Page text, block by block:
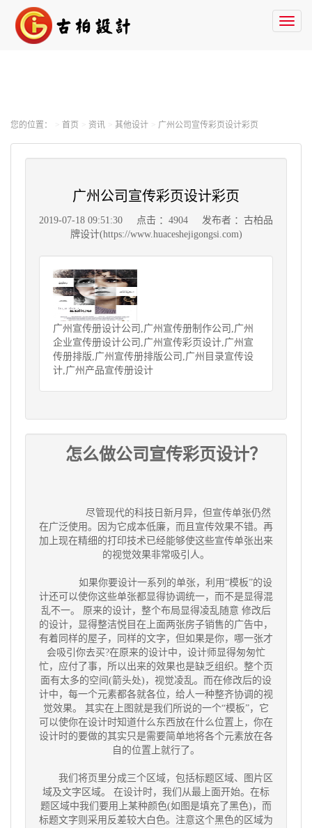
您的位置： 首页 资讯 其他设计 广州公司宣传彩页设计彩页
广州公司宣传彩页设计彩页
2019-07-18 09:51:30 点击 ：4904
发布者 ：古柏品
牌设计(https://www.huaceshejigongsi.com)
广州宣传册设计公司,广州宣传册制作公司,广州
企业宣传册设计公司,广州宣传彩页设计,广州宣
传册排版,广州宣传册排版公司,广州目录宣传设
计,广州产品宣传册设计
怎么做公司宣传彩页设计？
尽管现代的科技日新月异，但宣传单张仍然
在广泛使用。因为它成本低廉，而且宣传效果不错。再
加上现在精细的打印技术已经能够使这些宣传单张出来
的视觉效果非常吸引人。
如果你要设计一系列的单张，利用“模板”的设
计还可以使你这些单张都显得协调统一，而不是显得混
乱不一。 原来的设计，整个布局显得凌乱随意 修改后
的设计，显得整洁悦目在上面两张房子销售的广告中，
有着同样的屋子，同样的文字，但如果是你，哪一张才
会吸引你去买?在原来的设计中，设计师显得匆匆忙
忙，应付了事，所以出来的效果也是缺乏组织。整个页
面有太多的空间(箭头处)，视觉凌乱。而在修改后的设
计中，每一个元素都各就各位，给人一种整齐协调的视
觉效果。 其实在上图就是我们所说的一个“模板”，它
可以使你在设计时知道什么东西放在什么位置上，你在
设计时的要做的其实只是需要简单地将各个元素放在各
自的位置上就行了。
我们将页里分成三个区域，包括标题区域、图片区
域及文字区域。 在设计时，我们从最上面开始。在标
题区域中我们要用上某种颜色(如图是填充了黑色)，而
标题文字则采用反差较大白色。注意这个黑色的区域为